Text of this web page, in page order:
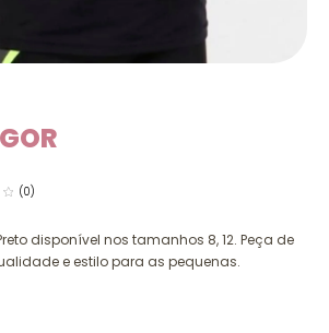
(0)
disponível nos tamanhos 8, 12. Peça de
e estilo para as pequenas.